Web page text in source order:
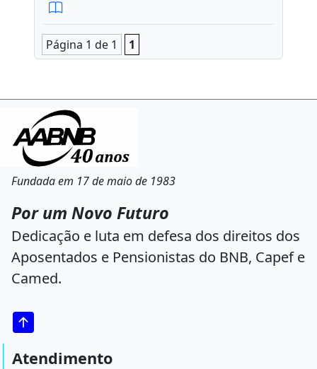
Página 1 de 1 1
Fundada em 17 de maio de 1983
Por um Novo Futuro
Dedicação e luta em defesa dos direitos dos
Aposentados e Pensionistas do BNB, Capef e
Camed.
Atendimento